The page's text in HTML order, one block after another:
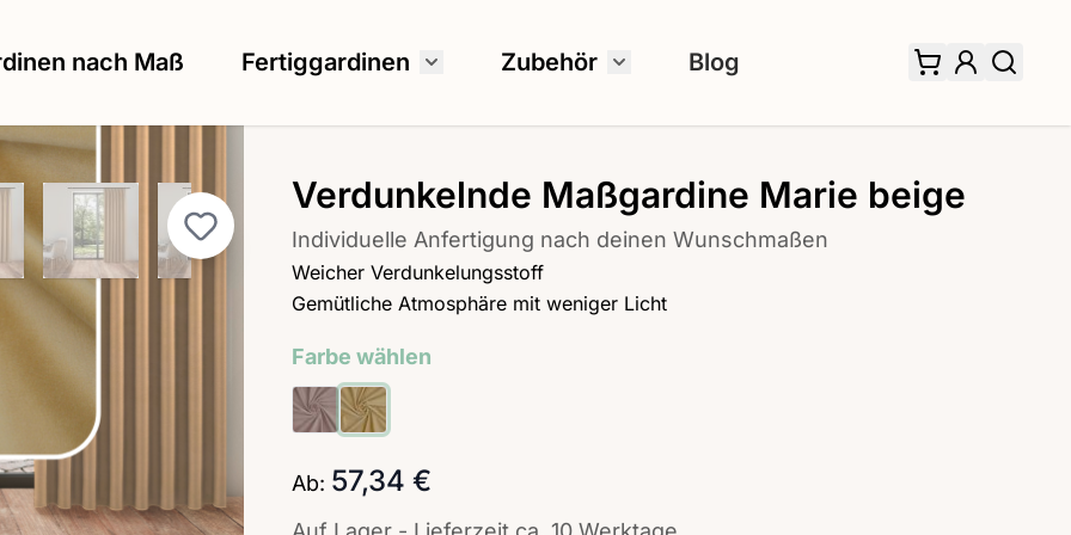
nach Maß Fertiggardinen
Untermenü für Fertiggardinen umschalten
Zubehör
Untermenü für Zubehör umschalten
Blog
Verdunkelnde Maßgardine Marie beige
Individuelle Anfertigung nach deinen Wunschmaßen
larger imageView larger imageView larger imageView larger imageView larger image
Weicher Verdunkelungsstoff
Gemütliche Atmosphäre mit weniger Licht
Farbe wählen
Ab: 57,34 €